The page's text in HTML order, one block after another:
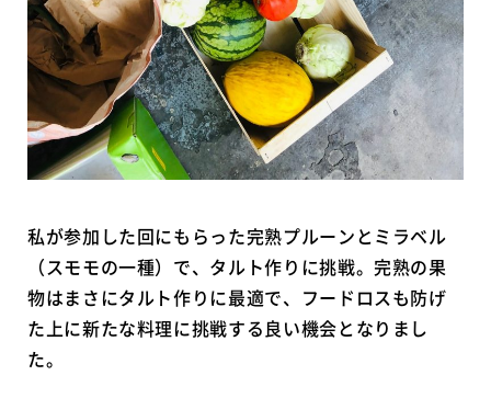
私が参加した回にもらった完熟プルーンとミラベル
（スモモの一種）で、タルト作りに挑戦。完熟の果
物はまさにタルト作りに最適で、フードロスも防げ
た上に新たな料理に挑戦する良い機会となりまし
た。